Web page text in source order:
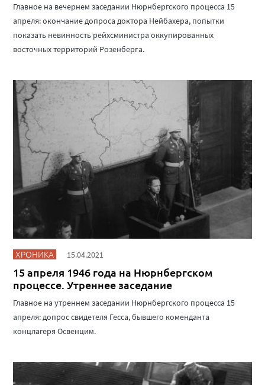
Главное на вечернем заседании Нюрнбергского процесса 15
апреля: окончание допроса доктора Нейбахера, попытки
показать невинность рейхсминистра оккупированных
восточных территорий Розенберга.
ХРОНИКА 15.04.2021
15 апреля 1946 года на Нюрнбергском
процессе. Утреннее заседание
Главное на утреннем заседании Нюрнбергского процесса 15
апреля: допрос свидетеля Гесса, бывшего коменданта
концлагеря Освенцим.